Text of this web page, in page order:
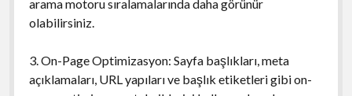
arama motoru sıralamalarında daha görünür
olabilirsiniz.
3. On-Page Optimizasyon: Sayfa başlıkları, meta
açıklamaları, URL yapıları ve başlık etiketleri gibi on-